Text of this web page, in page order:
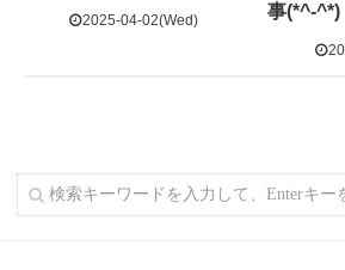
2025-04-02(Wed)
事(*^-^*)